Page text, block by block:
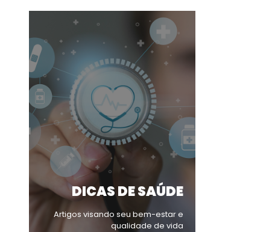
DICAS DE SAÚDE
Artigos visando seu bem-estar e
qualidade de vida